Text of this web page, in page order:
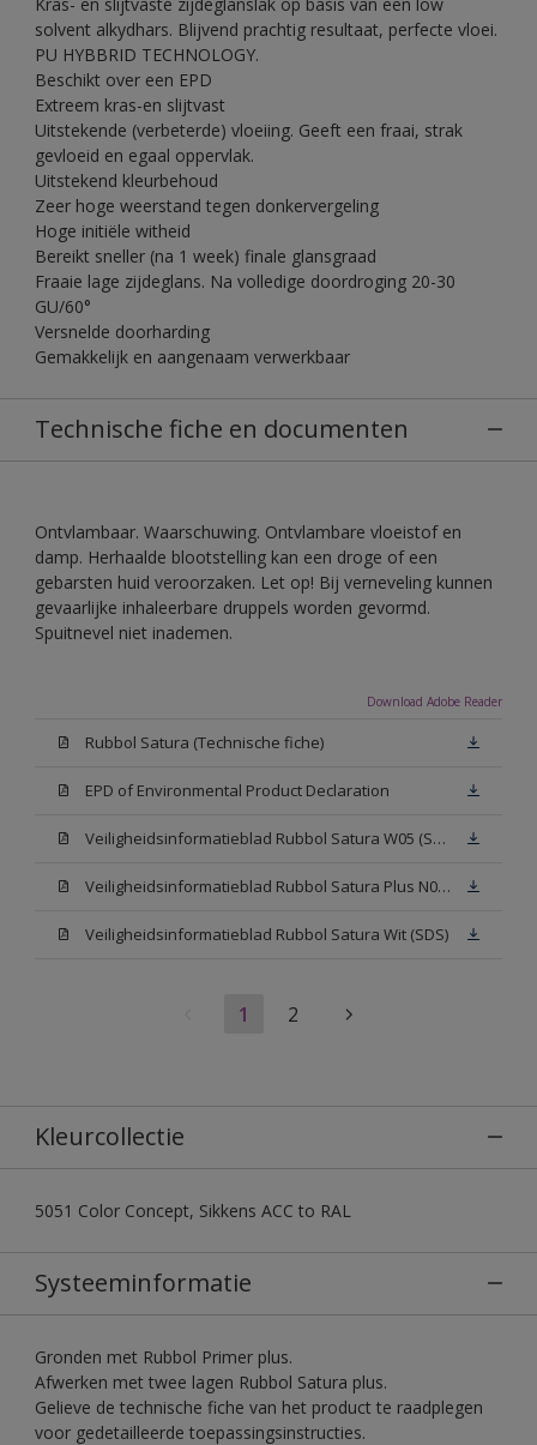
solvent alkydhars. Blijvend prachtig resultaat, perfecte vloei.
PU HYBBRID TECHNOLOGY.
Beschikt over een EPD
Extreem kras-en slijtvast
Uitstekende (verbeterde) vloeiing. Geeft een fraai, strak
gevloeid en egaal oppervlak.
Uitstekend kleurbehoud
Zeer hoge weerstand tegen donkervergeling
Hoge initiële witheid
Bereikt sneller (na 1 week) finale glansgraad
Fraaie lage zijdeglans. Na volledige doordroging 20-30
GU/60°
Versnelde doorharding
Gemakkelijk en aangenaam verwerkbaar
Technische fiche en documenten
Ontvlambaar. Waarschuwing. Ontvlambare vloeistof en
damp. Herhaalde blootstelling kan een droge of een
gebarsten huid veroorzaken. Let op! Bij verneveling kunnen
gevaarlijke inhaleerbare druppels worden gevormd.
Spuitnevel niet inademen.
Download Adobe Reader
Rubbol Satura (Technische fiche)
EPD of Environmental Product Declaration
Veiligheidsinformatieblad Rubbol Satura W05 (SDS)
Veiligheidsinformatieblad Rubbol Satura Plus N00 (SDS)
Veiligheidsinformatieblad Rubbol Satura Wit (SDS)
1 2
Kleurcollectie
5051 Color Concept, Sikkens ACC to RAL
Systeeminformatie
Gronden met Rubbol Primer plus.
Afwerken met twee lagen Rubbol Satura plus.
Gelieve de technische fiche van het product te raadplegen
voor gedetailleerde toepassingsinstructies.